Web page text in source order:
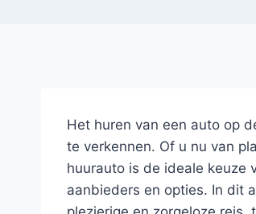
Het huren van een auto op
te verkennen. Of u nu van
huurauto is de ideale keuze
aanbieders en opties. In dit